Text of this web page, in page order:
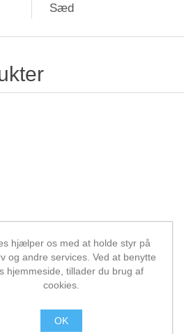
Sæd
hjælper os med at holde styr på
og andre services. Ved at benytte
hjemmeside, tillader du brug af
cookies.
OK